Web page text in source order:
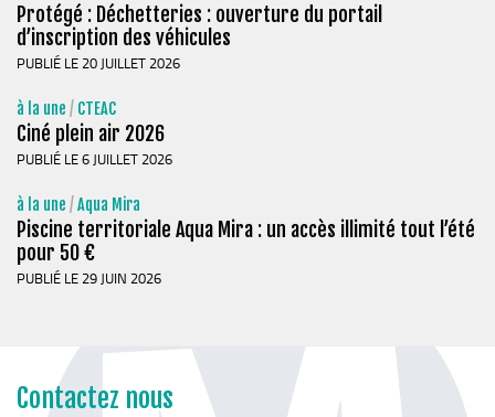
Protégé : Déchetteries : ouverture du portail
d’inscription des véhicules
PUBLIÉ LE 20 JUILLET 2026
à la une / CTEAC
Ciné plein air 2026
PUBLIÉ LE 6 JUILLET 2026
à la une /Aqua Mira
Piscine territoriale Aqua Mira : un accès illimité tout l’été
pour 50 €
PUBLIÉ LE 29 JUIN 2026
Contactez nous